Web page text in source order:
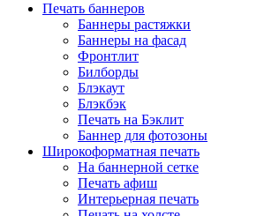
Печать баннеров
Баннеры растяжки
Баннеры на фасад
Фронтлит
Билборды
Блэкаут
Блэкбэк
Печать на Бэклит
Баннер для фотозоны
Широкоформатная печать
На баннерной сетке
Печать афиш
Интерьерная печать